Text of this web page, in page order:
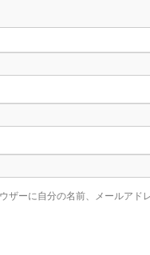
ザーに自分の名前、メールアド